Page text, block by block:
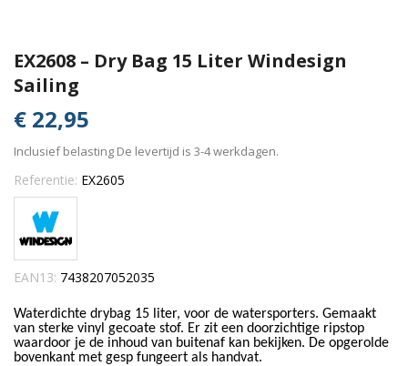
EX2608 – Dry Bag 15 Liter Windesign
Sailing
€ 22,95
Inclusief belasting De levertijd is 3-4 werkdagen.
Referentie: EX2605
EAN13: 7438207052035
Waterdichte drybag 15 liter, voor de watersporters. Gemaakt
van sterke vinyl gecoate stof. Er zit een doorzichtige ripstop
waardoor je de inhoud van buitenaf kan bekijken. De opgerolde
bovenkant met gesp fungeert als handvat.